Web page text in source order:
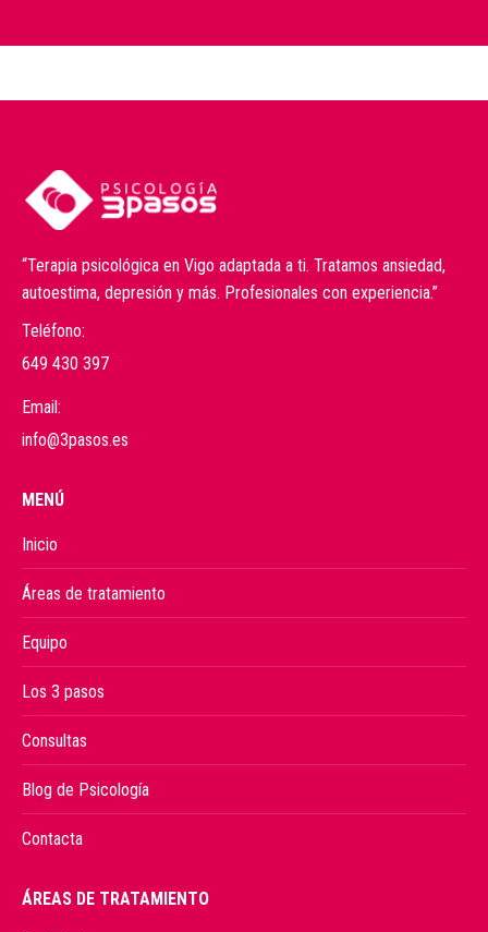
“Terapia psicológica en Vigo adaptada a ti. Tratamos ansiedad,
autoestima, depresión y más. Profesionales con experiencia.”
Teléfono:
649 430 397
Email:
info@3pasos.es
MENÚ
Inicio
Áreas de tratamiento
Equipo
Los 3 pasos
Consultas
Blog de Psicología
Contacta
ÁREAS DE TRATAMIENTO